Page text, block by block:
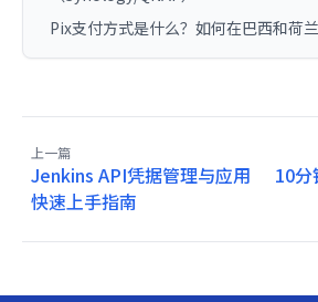
Pix支付方式是什么？如何在巴西和荷兰
上一篇
Jenkins API凭据管理与应用
快速上手指南
10